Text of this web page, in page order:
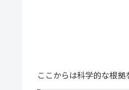
ここからは科学的な根拠